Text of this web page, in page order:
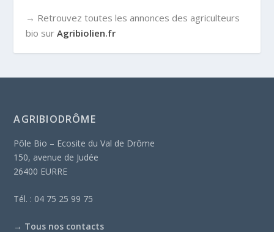
→ Retrouvez toutes les annonces des agriculteurs
bio surAgribiolien.fr
AGRIBIODRÔME
Pôle Bio – Ecosite du Val de Drôme
150, avenue de Judée
26400 EURRE
Tél. : 04 75 25 99 75
→ Tous nos contacts